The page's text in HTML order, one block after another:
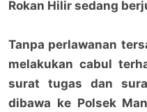
Rokan Hilir sedang
Tanpa perlawanan
melakukan cabul
surat tugas dan
dibawa ke Polsek